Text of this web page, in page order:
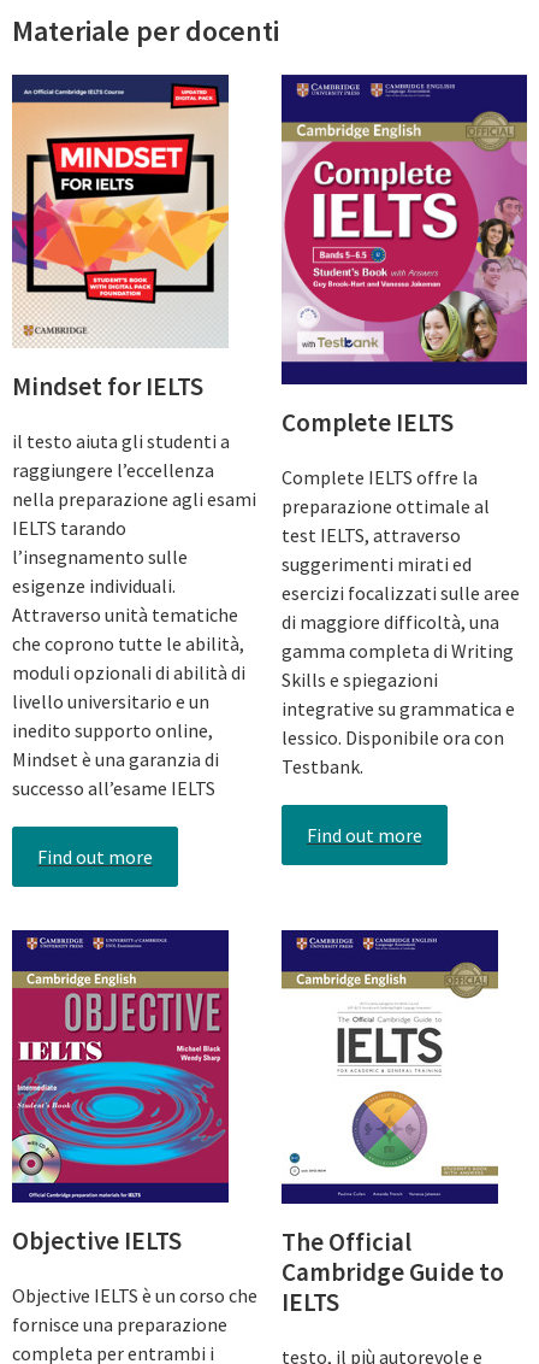
Materiale per docenti
Mindset for IELTS
il testo aiuta gli studenti a
raggiungere l’eccellenza
nella preparazione agli esami
IELTS tarando
l’insegnamento sulle
esigenze individuali.
Attraverso unità tematiche
che coprono tutte le abilità,
moduli opzionali di abilità di
livello universitario e un
inedito supporto online,
Mindset è una garanzia di
successo all’esame IELTS
Find out more
Complete IELTS
Complete IELTS offre la
preparazione ottimale al
test IELTS, attraverso
suggerimenti mirati ed
esercizi focalizzati sulle aree
di maggiore difficoltà, una
gamma completa di Writing
Skills e spiegazioni
integrative su grammatica e
lessico. Disponibile ora con
Testbank.
Find out more
Objective IELTS
Objective IELTS è un corso che
fornisce una preparazione
completa per entrambi i
The Official
Cambridge Guide to
IELTS
testo, il più autorevole e